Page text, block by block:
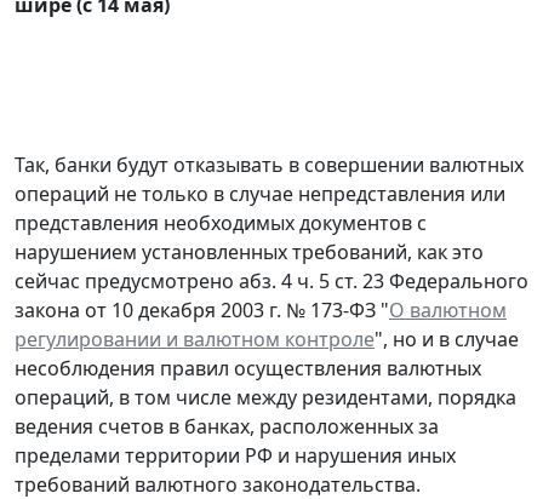
Так, банки будут отказывать в совершении валютных
операций не только в случае непредставления или
представления необходимых документов с
нарушением установленных требований, как это
сейчас предусмотрено абз. 4 ч. 5 ст. 23 Федерального
закона от 10 декабря 2003 г. № 173-ФЗ "О валютном
регулировании и валютном контроле", но и в случае
несоблюдения правил осуществления валютных
операций, в том числе между резидентами, порядка
ведения счетов в банках, расположенных за
пределами территории РФ и нарушения иных
требований валютного законодательства.